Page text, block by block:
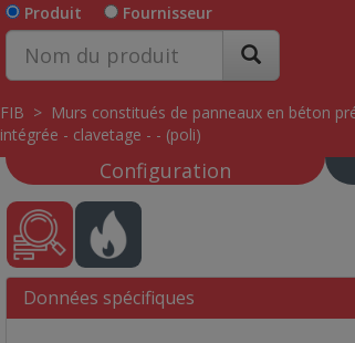
Produit Fournisseur
FIB > Murs constitués de panneaux en béton
intégrée - clavetage - - (poli)
Configuration
Données spécifiques